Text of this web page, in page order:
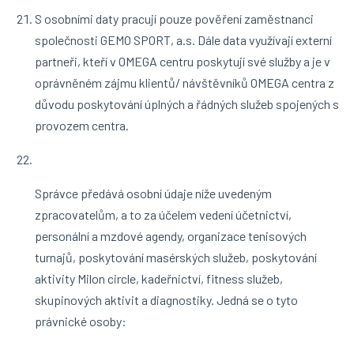
S osobními daty pracují pouze pověření zaměstnanci
společnosti GEMO SPORT, a.s. Dále data využívají externí
partneři, kteří v OMEGA centru poskytují své služby a je v
oprávněném zájmu klientů/ návštěvníků OMEGA centra z
důvodu poskytování úplných a řádných služeb spojených s
provozem centra.
Správce předává osobní údaje níže uvedeným
zpracovatelům, a to za účelem vedení účetnictví,
personální a mzdové agendy, organizace tenisových
turnajů, poskytování masérských služeb, poskytování
aktivity Milon circle, kadeřnictví, fitness služeb,
skupinových aktivit a diagnostiky. Jedná se o tyto
právnické osoby: